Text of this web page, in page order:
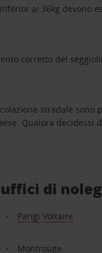
ai 36kg devono
corretto del
stradale
Qualora
uffici di
Parigi Voltaire
Montrouge